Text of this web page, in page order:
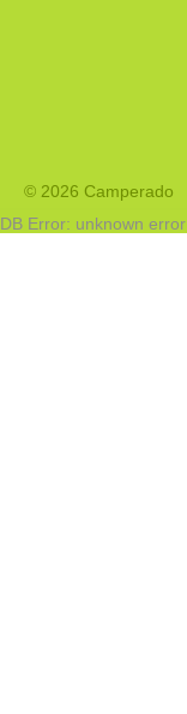
© 2026 Camperado
DB Error: unknown error